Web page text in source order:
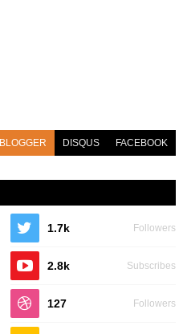
BLOGGER DISQUS FACEBOOK
1.7k Followers
2.8k Subscribes
127 Followers